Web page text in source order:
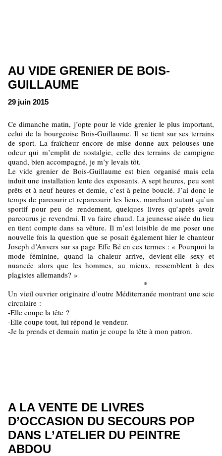
AU VIDE GRENIER DE BOIS-
GUILLAUME
29 juin 2015
Ce dimanche matin, j’opte pour le vide grenier le plus important,
celui de la bourgeoise Bois-Guillaume. Il se tient sur ses terrains
de sport. La fraîcheur encore de mise donne aux pelouses une
odeur qui m’emplit de nostalgie, celle des terrains de campigne
quand, bien accompagné, je m’y levais tôt.
Le vide grenier de Bois-Guillaume est bien organisé mais cela
induit une installation lente des exposants. A sept heures, peu sont
prêts et à neuf heures et demie, c’est à peine bouclé. J’ai donc le
temps de parcourir et reparcourir les lieux, marchant autant qu’un
sportif pour peu de rendement, quelques livres qu’après avoir
parcourus je revendrai. Il va faire chaud. La jeunesse aisée du lieu
en tient compte dans sa vêture. Il m’est loisible de me poser une
nouvelle fois la question que se posait également hier le chanteur
Joseph d’Anvers sur sa page Effe Bé en ces termes : « Pourquoi la
mode féminine, quand la chaleur arrive, devient-elle sexy et
nuancée alors que les hommes, au mieux, ressemblent à des
plagistes allemands? »
*
Un vieil ouvrier originaire d’outre Méditerranée montrant une scie
circulaire :
-Elle coupe la tête ?
-Elle coupe tout, lui répond le vendeur.
-Je la prends et demain matin je coupe la tête à mon patron.
A LA VENTE DE LIVRES
D’OCCASION DU SECOURS POP
DANS L’ATELIER DU PEINTRE
ABDOU